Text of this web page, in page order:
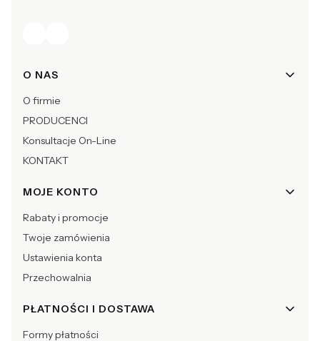
Linki w stopce
O NAS
O firmie
PRODUCENCI
Konsultacje On-Line
KONTAKT
MOJE KONTO
Rabaty i promocje
Twoje zamówienia
Ustawienia konta
Przechowalnia
PŁATNOŚCI I DOSTAWA
Formy płatności